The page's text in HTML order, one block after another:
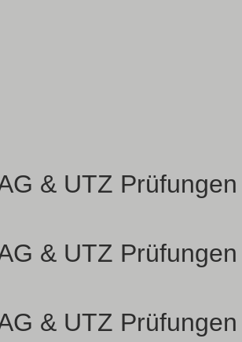
& UTZ Prüfungen
& UTZ Prüfungen
& UTZ Prüfungen